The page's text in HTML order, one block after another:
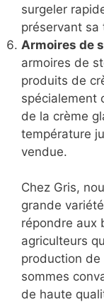
surgeler
préservant sa
Armoires de
armoires de
produits de
spécialement
de la crème
température
vendue.
Chez Gris,
grande
répondre aux
agriculteurs
production de
sommes
de haute